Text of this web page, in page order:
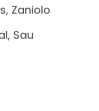
Zaniolo
Sau